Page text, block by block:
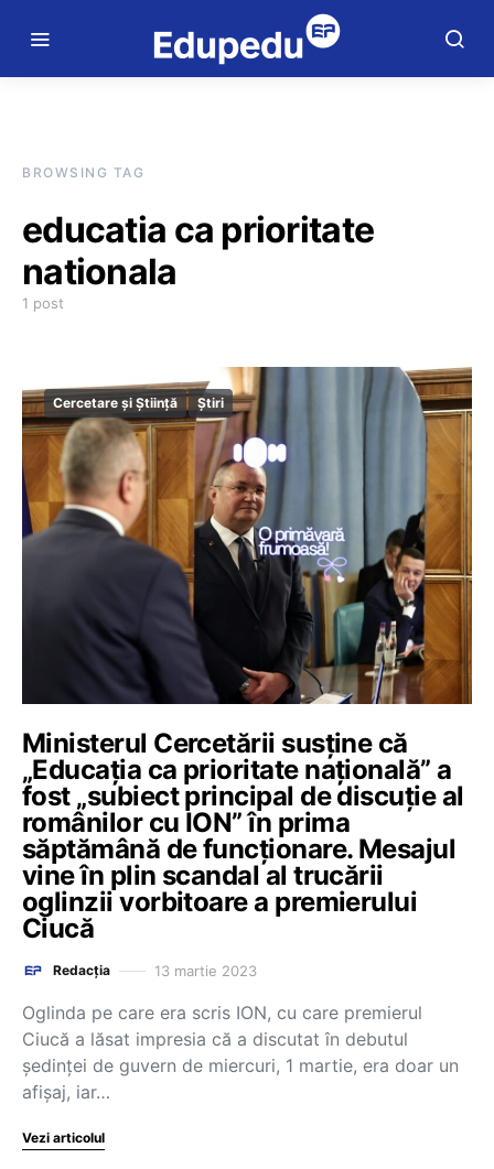
BROWSING TAG
educatia ca prioritate
nationala
1 post
Cercetare și Știință Știri
Ministerul Cercetării susține că
„Educația ca prioritate națională” a
fost „subiect principal de discuție al
românilor cu ION” în prima
săptămână de funcționare. Mesajul
vine în plin scandal al trucării
oglinzii vorbitoare a premierului
Ciucă
Redacția 13 martie 2023
Oglinda pe care era scris ION, cu care premierul
Ciucă a lăsat impresia că a discutat în debutul
ședinței de guvern de miercuri, 1 martie, era doar un
afișaj, iar…
Vezi articolul